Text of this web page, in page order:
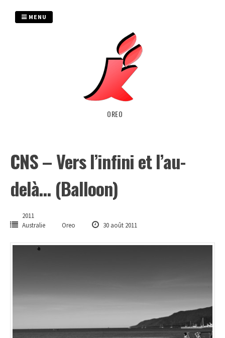
OREO
MENU
CNS – Vers l’infini et l’au-
delà… (Balloon)
2011
Australie
Oreo 30 août 2011